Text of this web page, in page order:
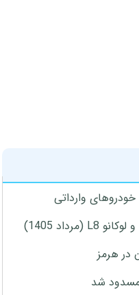
خودروهای وارداتی
در هرمز
شد